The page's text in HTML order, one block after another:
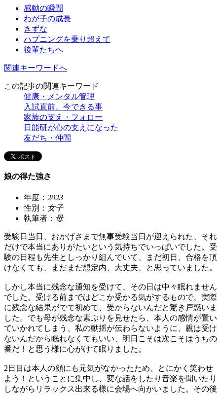
感動の瞬間
わが子の成長
きずな
ハプニングを乗り超えて
後輩たちへ
関連キーワードへ
この記事の関連キーワード
健康・メンタル管理
入試直前、今できる事
家族の支え・フォロー
日能研が心の支えになった
友だち・仲間
娘の得た強さ
年度： 2023
性別： 女子
執筆者： 母
受験日当日、おかげさまで無事受験当日が迎えられた、それ
だけで本当にありがたいという気持ちでいっぱいでした。受
験の日程も先生としっかり組んでいて、まだ初日、合格を頂
けなくても、まだまだ想定内、大丈夫、と思っていました。
しかし本当に残念な通知を受けて、その日は中々眠れません
でした。受ける前まではどこか受かる気がするもので、実際
に残念な結果がでて初めて、受からないんだと驚き戸惑いま
した。でも母が残念な素ぶりを見せたら、本人の感情が置い
ていかれてしまう、私の動揺が伝わらないように、親は受け
ないんだから眠れなくてもいい、明日こそは次こそはうちの
番だ！と思う様に心がけて眠りました。
2日目は本人の顔にも元気がなかったため、とにかく笑わせ
よう！ということに集中し、変な話をしたり音楽を聞いたり
しながらリラックス出来る様に会場へ向かいました。その後